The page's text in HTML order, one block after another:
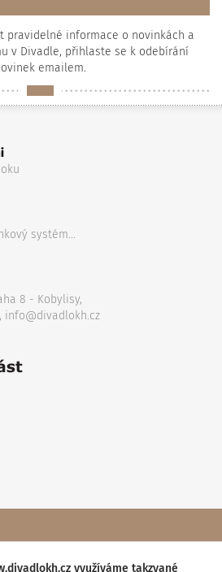
pravidelné informace o novinkách a
v Divadle, přihlaste se k odebírání
emailem.
systém...
8 - Kobylisy,
info@divadlokh.cz
Obchodní podmínkyvyužíváme takzvané